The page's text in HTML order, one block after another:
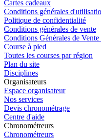
Cartes cadeaux
Conditions générales
Politique de confidentialité
Conditions générales de vente
Conditions Générales de
Course à pied
Toutes les courses par région
Plan du site
Disciplines
Organisateurs
Espace organisateur
Nos services
Devis chronométrage
Centre d'aide
Chronométreurs
Chronométreurs